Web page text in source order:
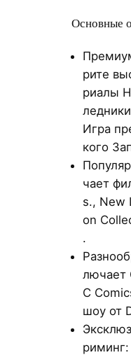
Основные
рите
риалы
Игра
кого
чает
s., New
on
.
лючает
C
шоу от